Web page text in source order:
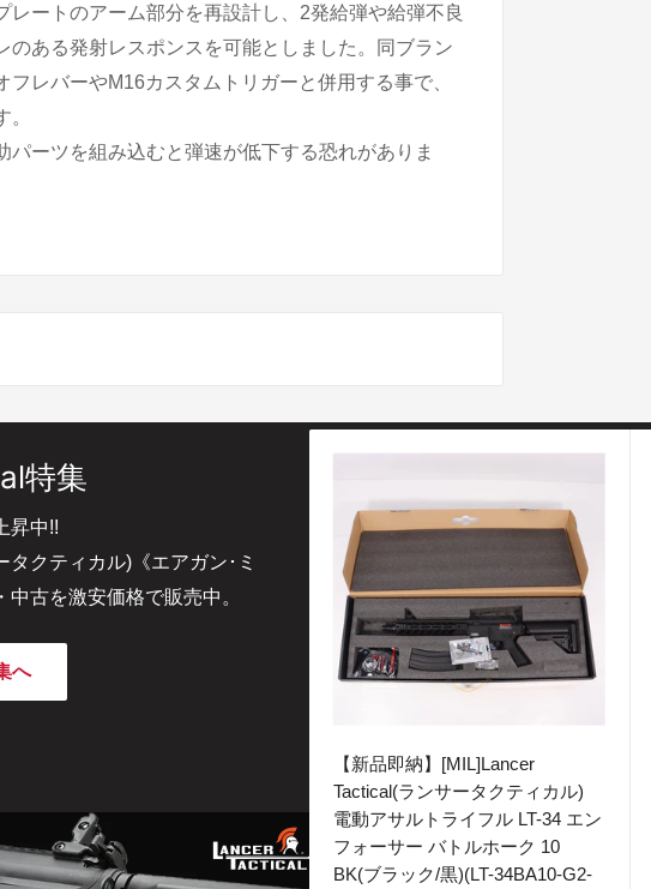
レートのアーム部分を再設計し、2発給弾や給弾不良
のある発射レスポンスを可能としました。同ブラン
フレバーやM16カスタムトリガーと併用する事で、
パーツを組み込むと弾速が低下する恐れがありま
特集
昇中!!
タクティカル)《エアガン･ミ
古を激安価格で販売中。
へ
【新品即納】[MIL]Lancer
Tactical(ランサータクティカル)
電動アサルトライフル LT-34 エン
フォーサー バトルホーク 10
BK(ブラック/黒)(LT-34BA10-G2-